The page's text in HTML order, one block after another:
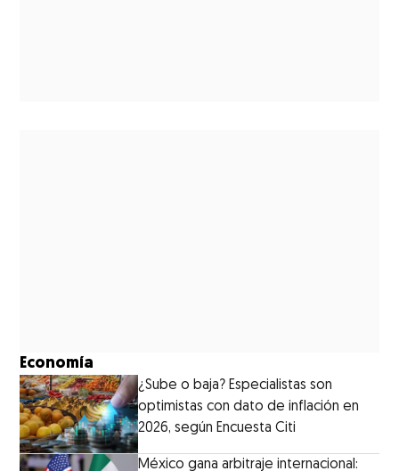
Economía
¿Sube o baja? Especialistas son
optimistas con dato de inflación en
2026, según Encuesta Citi
México gana arbitraje internacional: